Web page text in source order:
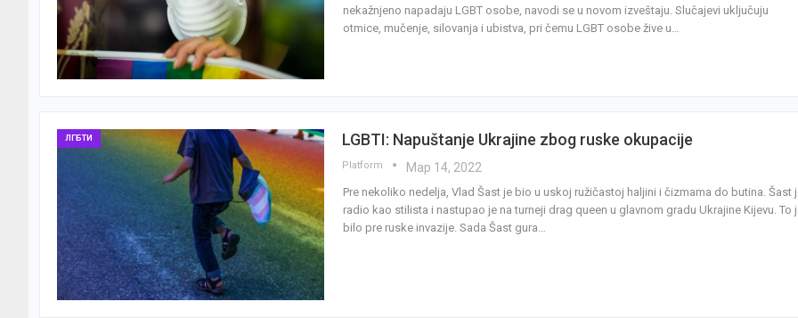
nekažnjeno napadaju LGBT osobe, navodi se u novom izveštaju. Slučajevi uključuju
otmice, mučenje, silovanja i ubistva, pri čemu LGBT osobe žive u…
ЛГБТИ LGBTI: Napuštanje Ukrajine zbog ruske okupacije
Platform Мар 14, 2022
Pre nekoliko nedelja, Vlad Šast je bio u uskoj ružičastoj haljini i čizmama do butina. Šast
radio kao stilista i nastupao je na turneji drag queen u glavnom gradu Ukrajine Kijevu. To
bilo pre ruske invazije. Sada Šast gura…